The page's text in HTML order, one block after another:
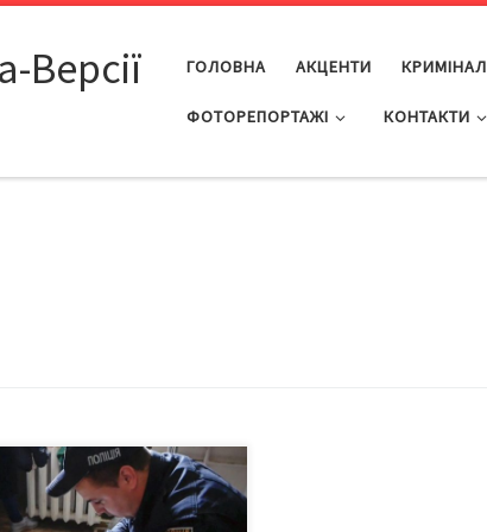
Версії ГОЛОВНА АКЦЕНТИ КРИМІНАЛ
ФОТОРЕПОРТАЖІ КОНТАКТИ
слідчі поліції завершили
розслідування.
що у квітні цього